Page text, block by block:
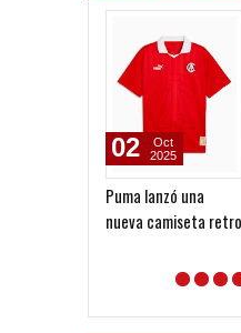
Puma lanzó una
nueva camiseta retro
02
Oct
2025